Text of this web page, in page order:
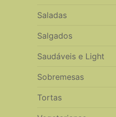
Saladas
Salgados
Saudáveis e Light
Sobremesas
Tortas